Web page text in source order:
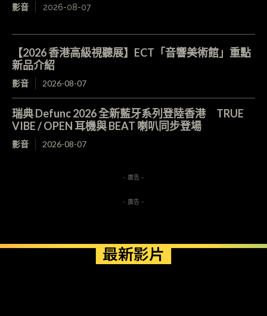
影音 2026-08-07
【2026 香港高級視聽展】ECT「音響美術館」重點
新品介紹
影音 2026-08-07
瑞典 Defunc 2026 全新藍牙系列登陸香港 TRUE
VIBE / OPEN 耳機與 BEAT 喇叭同步登場
影音 2026-08-07
- 廣告 -
- 廣告 -
最新影片